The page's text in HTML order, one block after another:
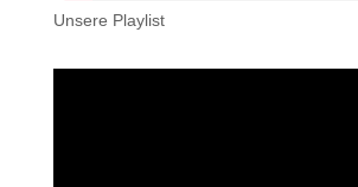
Unsere Playlist